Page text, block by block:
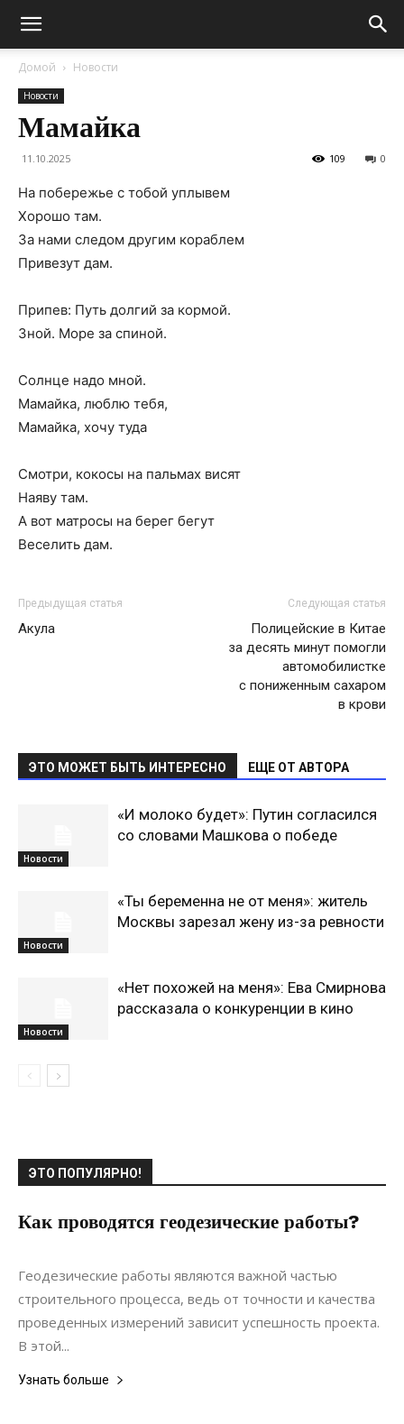
Домой Новости
Новости
Мамайка
11.10.2025 0
109
На побережье с тобой уплывем
Хорошо там.
За нами следом другим кораблем
Привезут дам.
Припев: Путь долгий за кормой.
Зной. Море за спиной.
Солнце надо мной.
Мамайка, люблю тебя,
Мамайка, хочу туда
Смотри, кокосы на пальмах висят
Наяву там.
А вот матросы на берег бегут
Веселить дам.
Предыдущая статья
Акула
Следующая статья
Полицейские в Китае
за десять минут помогли
автомобилистке
с пониженным сахаром
в крови
ЭТО МОЖЕТ БЫТЬ ИНТЕРЕСНО ЕЩЕ ОТ АВТОРА
Новости
«И молоко будет»: Путин согласился
со словами Машкова о победе
Новости
«Ты беременна не от меня»: житель
Москвы зарезал жену из-за ревности
Новости
«Нет похожей на меня»: Ева Смирнова
рассказала о конкуренции в кино
ЭТО ПОПУЛЯРНО!
Как проводятся геодезические работы?
20.05.2021
Геодезические работы являются важной частью
строительного процесса, ведь от точности и качества
проведенных измерений зависит успешность проекта.
В этой...
Узнать больше